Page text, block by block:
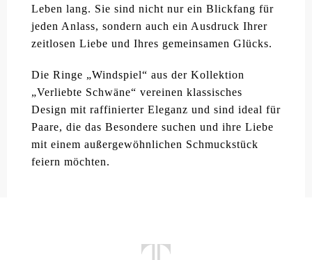
Leben lang. Sie sind nicht nur ein Blickfang für
jeden Anlass, sondern auch ein Ausdruck Ihrer
zeitlosen Liebe und Ihres gemeinsamen Glücks.
Die Ringe „Windspiel“ aus der Kollektion
„Verliebte Schwäne“ vereinen klassisches
Design mit raffinierter Eleganz und sind ideal für
Paare, die das Besondere suchen und ihre Liebe
mit einem außergewöhnlichen Schmuckstück
feiern möchten.